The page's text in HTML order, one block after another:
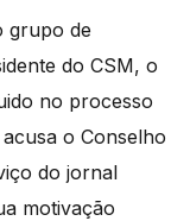
grupo de
do CSM, o
no processo
o Conselho
do jornal
motivação